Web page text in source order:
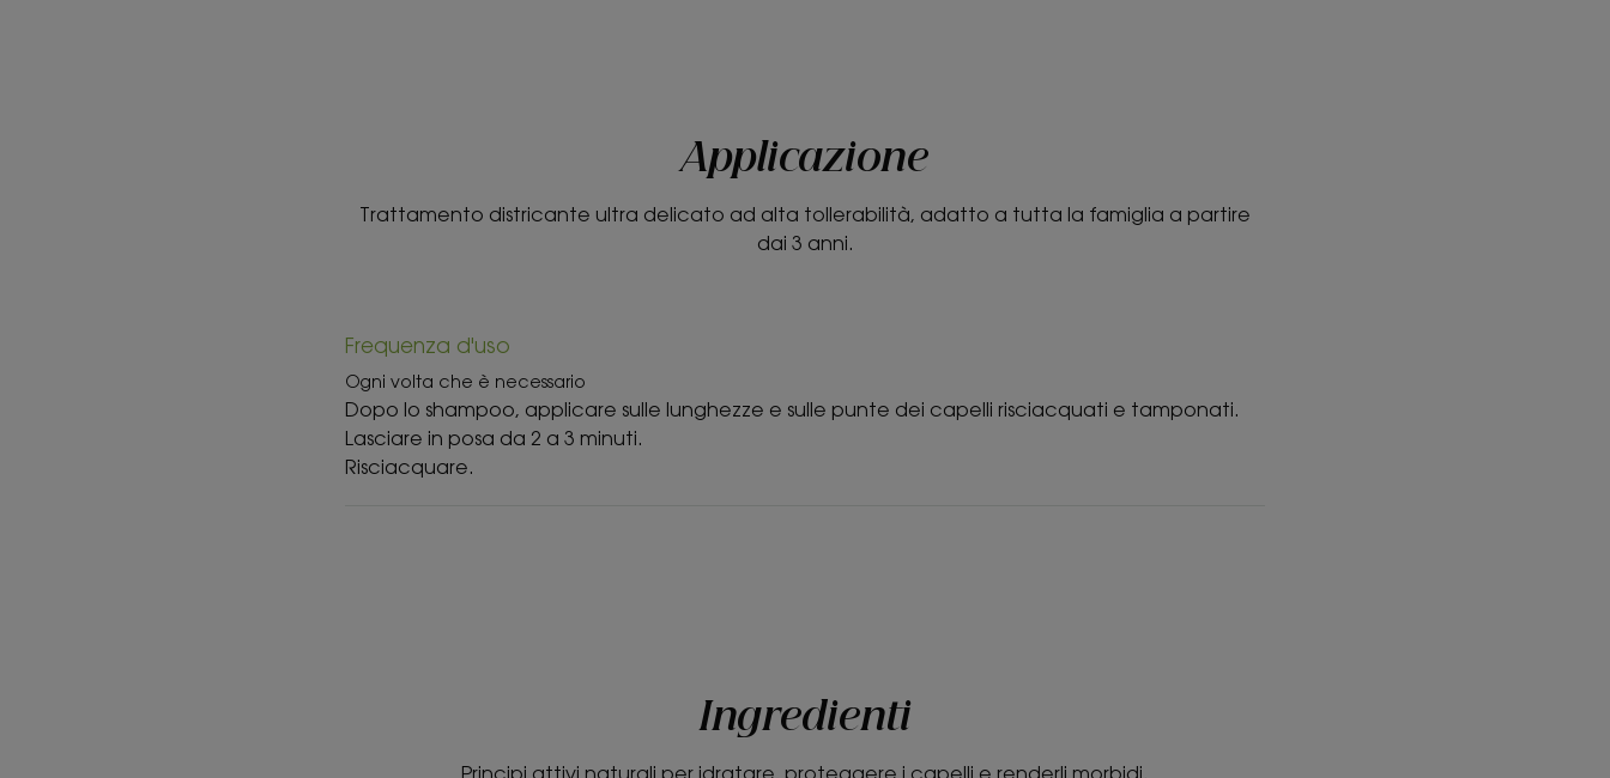
Applicazione
Trattamento districante ultra delicato ad alta tollerabilità, adatto a tutta la famiglia a partire
dai 3 anni.
Frequenza d'uso
Ogni volta che è necessario
Dopo lo shampoo, applicare sulle lunghezze e sulle punte dei capelli risciacquati e tamponati.
Lasciare in posa da 2 a 3 minuti.
Risciacquare.
Ingredienti
Principi attivi naturali per idratare, proteggere i capelli e renderli morbidi.